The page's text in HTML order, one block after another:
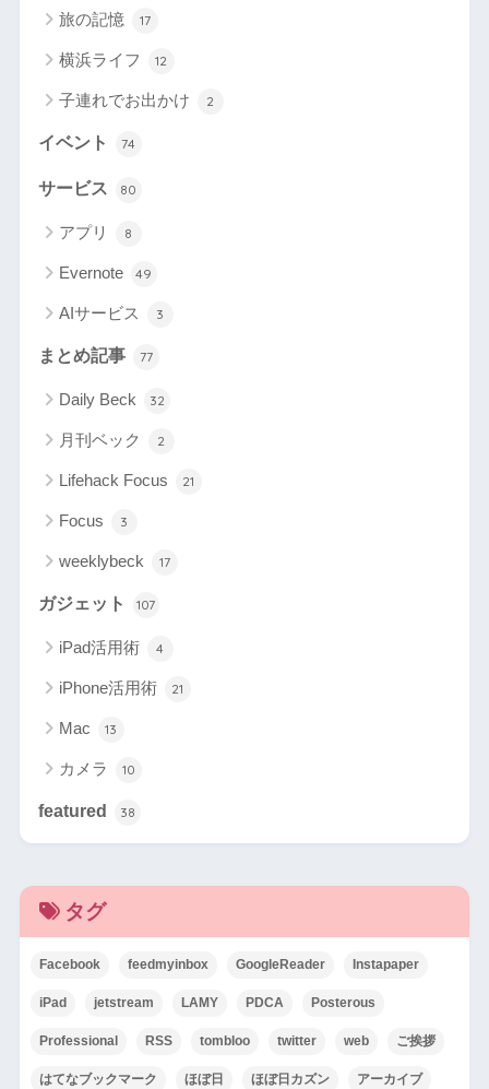
旅の記憶 17
横浜ライフ 12
子連れでお出かけ 2
イベント 74
サービス 80
アプリ 8
Evernote 49
AIサービス 3
まとめ記事 77
Daily Beck 32
月刊ベック 2
Lifehack Focus 21
Focus 3
weeklybeck 17
ガジェット 107
iPad活用術 4
iPhone活用術 21
Mac 13
カメラ 10
featured 38
タグ
Facebook feedmyinbox GoogleReader Instapaper
iPad jetstream LAMY PDCA Posterous
Professional RSS tombloo twitter web ご挨拶
はてなブックマーク ほぼ日 ほぼ日カズン アーカイブ